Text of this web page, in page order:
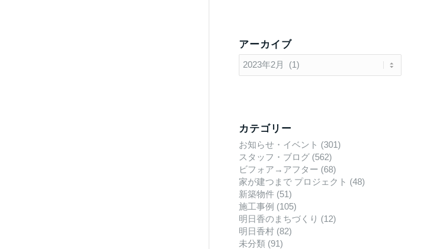
アーカイブ
カテゴリー
お知らせ・イベント (301)
スタッフ・ブログ (562)
ビフォア→アフター (68)
家が建つまで プロジェクト (48)
新築物件 (51)
施工事例 (105)
明日香のまちづくり (12)
明日香村 (82)
未分類 (91)